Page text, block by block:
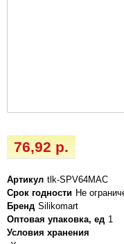
76,92 р.
Артикул tlk-SPV64MAC
Срок годности Не
Бренд Silikomart
Оптовая упаковка, ед 1
Условия хранения